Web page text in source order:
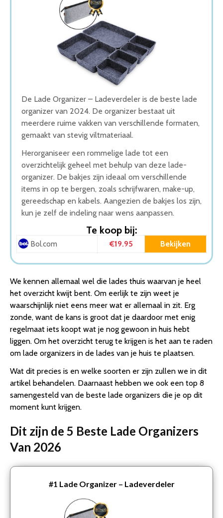
5. Lade Organizer Set Van 8 Bakken
Wat is de beste Lade Organizer van 2026
1. Beste Lade Organizer van 2026
2. Duurzame Lade Organizer
3. Stijlvolle Lade Organizer
4. Goede Kwaliteit Lade Organizer
5. Beste Budget Lade Organizer van 2026
Conclusie
De Lade Organizer – Ladeverdeler is de beste lade
organizer van 2024. De organizer bestaat uit
meerdere ruime vakken van verschillende formaten,
gemaakt van stevig viltmateriaal.
Herorganiseer een rommelige lade tot een
overzichtelijk geheel met behulp van deze lade-
organizer. De bakjes zijn ideaal om verschillende
items in op te bergen, zoals schrijfwaren, make-up,
gereedschap en kabels. Aangezien de bakjes los zijn,
kun je zelf de indeling naar wens aanpassen.
Te koop bij:
Bol.com €19.95 Bekijken
We kennen allemaal wel die lades thuis waarvan je heel
het overzicht kwijt bent. Om eerlijk te zijn weet je
waarschijnlijk niet eens meer wat er allemaal in zit. Erg
zonde, want de kans is groot dat je daardoor met enig
regelmaat iets koopt wat je nog gewoon in huis hebt
liggen. Om het overzicht terug te krijgen is het aan te raden
om lade organizers in de lades van je huis te plaatsen.
Wat dit precies is en welke soorten er zijn zullen we in dit
artikel behandelen. Daarnaast hebben we ook een top 8
samengesteld van de beste lade organizers die je op dit
moment kunt krijgen.
Dit zijn de 5 Beste Lade Organizers
Van 2026
#1 Lade Organizer – Ladeverdeler